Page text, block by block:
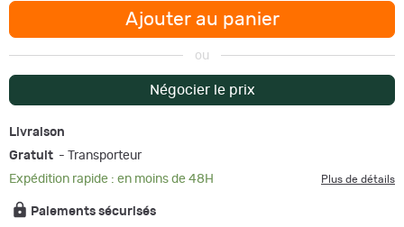
Ajouter au panier
ou
Négocier le prix
Livraison
Gratuit - Transporteur
Expédition rapide : en moins de 48H
Plus de détails
Paiements sécurisés